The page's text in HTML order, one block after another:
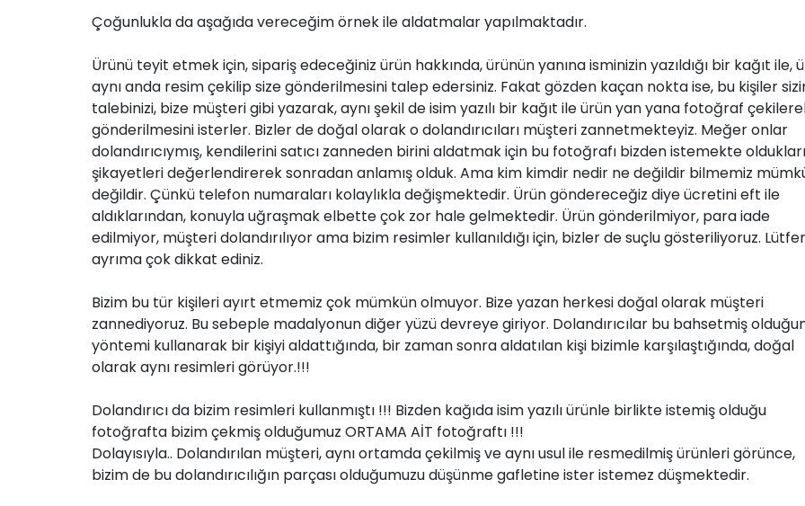
Çoğunlukla da aşağıda vereceğim örnek ile aldatmalar yapılmaktadır.
Ürünü teyit etmek için, sipariş edeceğiniz ürün hakkında, ürünün yanına isminizin yazıldığı bir kağıt ile,
aynı anda resim çekilip size gönderilmesini talep edersiniz. Fakat gözden kaçan nokta ise, bu kişiler
talebinizi, bize müşteri gibi yazarak, aynı şekil de isim yazılı bir kağıt ile ürün yan yana fotoğraf
gönderilmesini isterler. Bizler de doğal olarak o dolandırıcıları müşteri zannetmekteyiz. Meğer onlar
dolandırıcıymış, kendilerini satıcı zanneden birini aldatmak için bu fotoğrafı bizden istemekte
şikayetleri değerlendirerek sonradan anlamış olduk. Ama kim kimdir nedir ne değildir bilmemiz
değildir. Çünkü telefon numaraları kolaylıkla değişmektedir. Ürün göndereceğiz diye ücretini eft ile
aldıklarından, konuyla uğraşmak elbette çok zor hale gelmektedir. Ürün gönderilmiyor, para iade
edilmiyor, müşteri dolandırılıyor ama bizim resimler kullanıldığı için, bizler de suçlu gösteriliyoruz.
ayrıma çok dikkat ediniz.
Bizim bu tür kişileri ayırt etmemiz çok mümkün olmuyor. Bize yazan herkesi doğal olarak müşteri
zannediyoruz. Bu sebeple madalyonun diğer yüzü devreye giriyor. Dolandırıcılar bu bahsetmiş
yöntemi kullanarak bir kişiyi aldattığında, bir zaman sonra aldatılan kişi bizimle karşılaştığında, doğal
olarak aynı resimleri görüyor.!!!
Dolandırıcı da bizim resimleri kullanmıştı !!! Bizden kağıda isim yazılı ürünle birlikte istemiş olduğu
fotoğrafta bizim çekmiş olduğumuz ORTAMA AİT fotoğraftı !!!
Dolayısıyla.. Dolandırılan müşteri, aynı ortamda çekilmiş ve aynı usul ile resmedilmiş ürünleri görünce,
bizim de bu dolandırıcılığın parçası olduğumuzu düşünme gafletine ister istemez düşmektedir.